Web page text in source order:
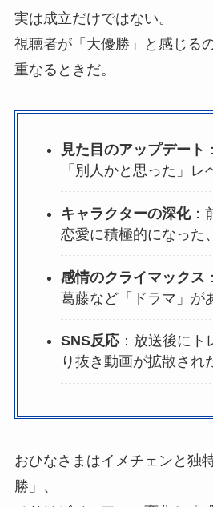
実は成立だけではない。
視聴者が「大優勝」と感じる
重なるときだ。
見た目のアップデート
「別人かと思った」レ
キャラクターの深化：
恋愛に積極的になった
感情のクライマックス
葛藤など「ドラマ」が
SNS反応：放送後にト
り抜き動画が拡散され
おひなさまはイメチェンと独
勝」、